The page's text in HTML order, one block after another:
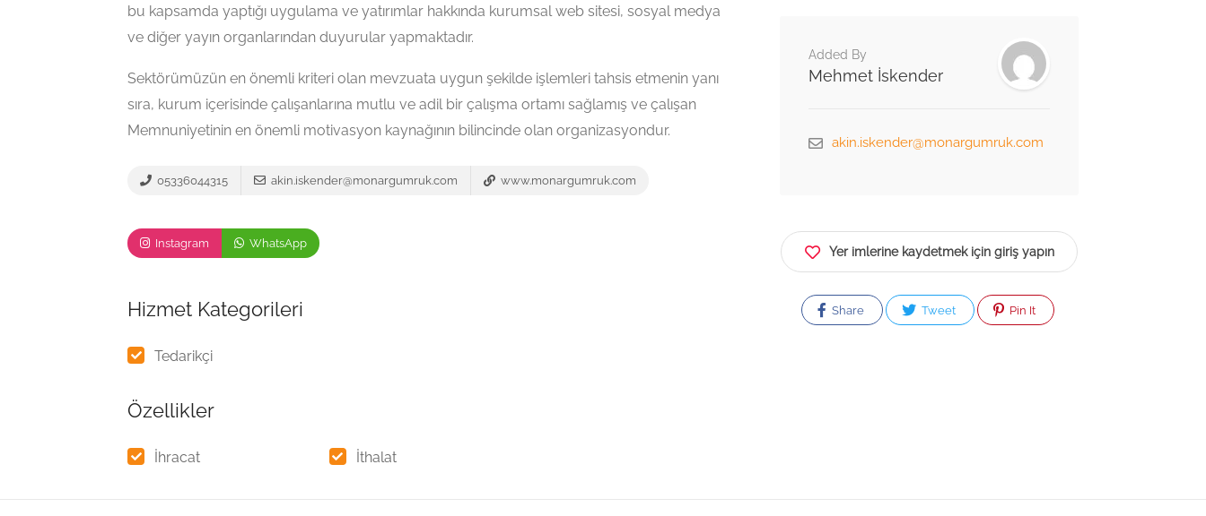
bu kapsamda yaptığı uygulama ve yatırımlar hakkında kurumsal web sitesi, sosyal medya
ve diğer yayın organlarından duyurular yapmaktadır.
Sektörümüzün en önemli kriteri olan mevzuata uygun şekilde işlemleri tahsis etmenin yanı
sıra, kurum içerisinde çalışanlarına mutlu ve adil bir çalışma ortamı sağlamış ve çalışan
Memnuniyetinin en önemli motivasyon kaynağının bilincinde olan organizasyondur.
05336044315 akin.iskender@monargumruk.com www.monargumruk.com
Instagram WhatsApp
Hizmet Kategorileri
Tedarikçi
Özellikler
İhracat İthalat
Added By
Mehmet İskender
akin.iskender@monargumruk.com
Yer imlerine kaydetmek için giriş yapın
Share Tweet Pin It